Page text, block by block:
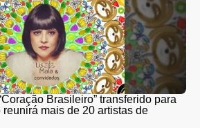
Brasileiro” transferido para
mais de 20 artistas de